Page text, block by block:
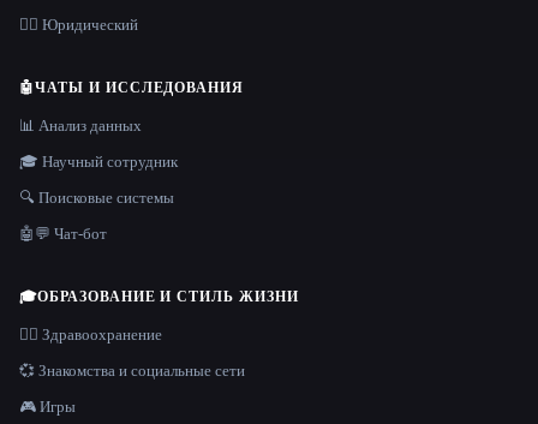
👩‍⚖️ Юридический
🤖ЧАТЫ И ИССЛЕДОВАНИЯ
📊 Анализ данных
🎓 Научный сотрудник
🔍 Поисковые системы
🤖💬 Чат-бот
🎓ОБРАЗОВАНИЕ И СТИЛЬ ЖИЗНИ
👩‍⚕️ Здравоохранение
💞 Знакомства и социальные сети
🎮 Игры